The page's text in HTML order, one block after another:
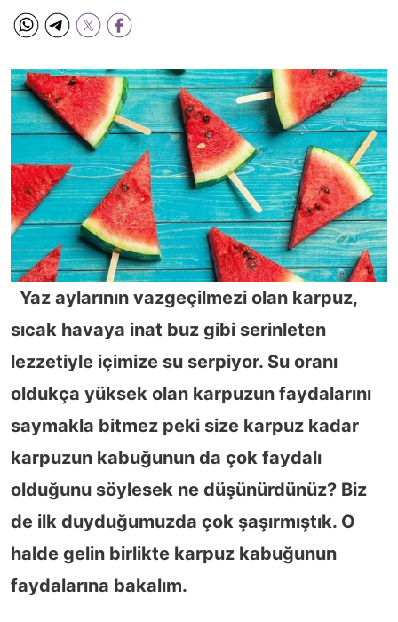
Yaz aylarının vazgeçilmezi olan karpuz,
sıcak havaya inat buz gibi serinleten
lezzetiyle içimize su serpiyor. Su oranı
oldukça yüksek olan karpuzun faydalarını
saymakla bitmez peki size karpuz kadar
karpuzun kabuğunun da çok faydalı
olduğunu söylesek ne düşünürdünüz? Biz
de ilk duyduğumuzda çok şaşırmıştık. O
halde gelin birlikte karpuz kabuğunun
faydalarına bakalım.